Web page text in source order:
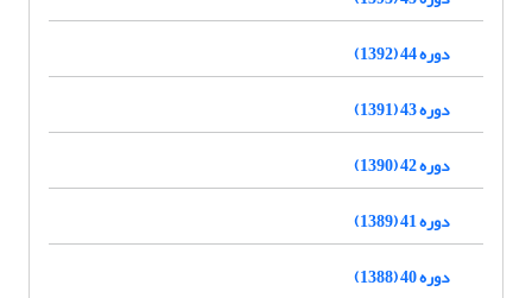
دوره 44 (1392)
دوره 43 (1391)
دوره 42 (1390)
دوره 41 (1389)
دوره 40 (1388)